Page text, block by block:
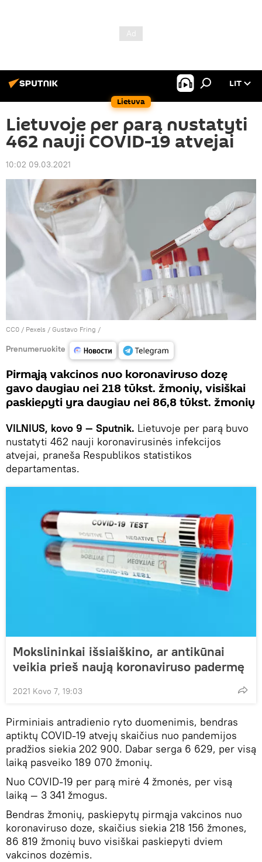
Lietuva
LIT
Lietuvoje per parą nustatyti
462 nauji COVID-19 atvejai
10:02 09.03.2021
CC0 / Рexels / Gustavo Fring /
Prenumeruokite
Pirmąją vakcinos nuo koronaviruso dozę
gavo daugiau nei 218 tūkst. žmonių, visiškai
paskiepyti yra daugiau nei 86,8 tūkst. žmonių
VILNIUS, kovo 9 — Sputnik. Lietuvoje per parą buvo
nustatyti 462 nauji koronavirusinės infekcijos
atvejai, praneša Respublikos statistikos
departamentas.
Mokslininkai išsiaiškino, ar antikūnai
veikia prieš naują koronaviruso padermę
2021 Kovo 7, 19:03
Pirminiais antradienio ryto duomenimis, bendras
aptiktų COVID-19 atvejų skaičius nuo pandemijos
pradžios siekia 202 900. Dabar serga 6 629, per visą
laiką pasveiko 189 070 žmonių.
Nuo COVID-19 per parą mirė 4 žmonės, per visą
laiką — 3 341 žmogus.
Bendras žmonių, paskiepytų pirmąja vakcinos nuo
koronaviruso doze, skaičius siekia 218 156 žmones,
86 819 žmonių buvo visiškai paskiepyti dviem
vakcinos dozėmis.